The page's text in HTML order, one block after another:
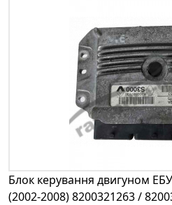
Блок керування двигуном
(2002-2008) 8200321263 /